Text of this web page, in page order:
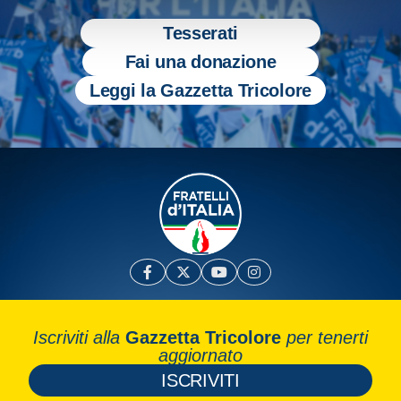
Tesserati
Fai una donazione
Leggi la Gazzetta Tricolore
Iscriviti alla Gazzetta Tricolore per tenerti
aggiornato
ISCRIVITI